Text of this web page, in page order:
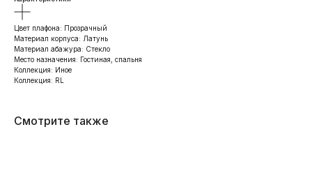
Цвет плафона: Прозрачный
Материал корпуса: Латунь
Материал абажура: Стекло
Место назначения: Гостиная, спальня
Коллекция: Иное
Коллекция: RL
Смотрите также